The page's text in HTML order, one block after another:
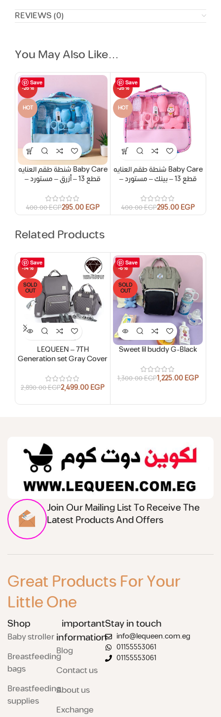
REVIEWS (0)
You May Also Like…
Save
-26%
HOT
شنطة طقم العنايه Baby Care
– قطع 13 – أزرق – مستورد
400.00EGP295.00EGP
Save
-26%
HOT
شنطة طقم العنايه Baby Care
– قطع 13 – بينك – مستورد
400.00EGP295.00EGP
Related Products
Save
-14%
SOLD
OUT
LEQUEEN – 7TH
Generation set Gray Cover
2,890.00EGP2,499.00EGP
Save
-6%
SOLD
OUT
Sweet lil buddy G-Black
1,300.00EGP1,225.00EGP
Join Our Mailing List To Receive The
Latest Products And Offers
Great Products For Your
Little One
Shop
Baby stroller
Breastfeeding
bags
Breastfeeding
supplies
important
information
Blog
Contact us
About us
Exchange
Stay in touch
info@lequeen.com.eg
01155553061
01155553061